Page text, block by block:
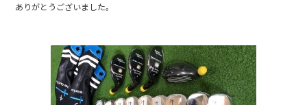
ありがとうございました。